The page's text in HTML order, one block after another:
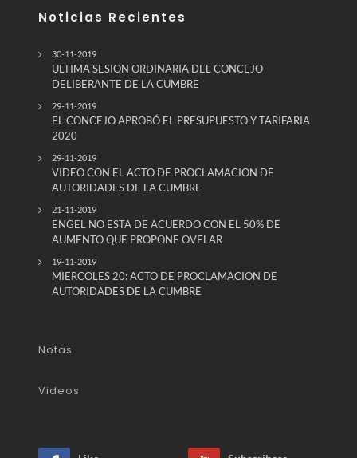
Noticias Recientes
30-11-2019
ULTIMA SESION ORDINARIA DEL CONCEJO
DELIBERANTE DE LA CUMBRE
29-11-2019
EL CONCEJO APROBÓ EL PRESUPUESTO Y TARIFARIA
2020
29-11-2019
VIDEO CON EL ACTO DE PROCLAMACION DE
AUTORIDADES DE LA CUMBRE
21-11-2019
ENGEL NO ESTA DE ACUERDO CON EL 50% DE
AUMENTO QUE PROPONE OVELAR
19-11-2019
MIERCOLES 20: ACTO DE PROCLAMACION DE
AUTORIDADES DE LA CUMBRE
Notas
Videos